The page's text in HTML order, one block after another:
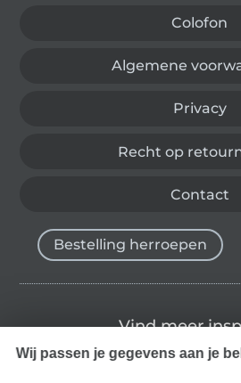
Colofon
Algemene
Privacy
Recht op
Contact
Bestelling herroepen
Vind meer
Wij passen je gegevens aan je